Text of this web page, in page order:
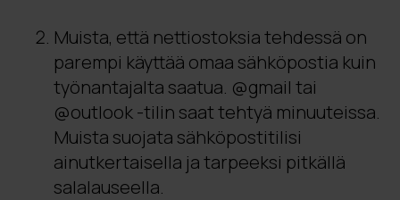
Muista, että nettiostoksia tehdessä on
parempi käyttää omaa sähköpostia kuin
työnantajalta saatua. @gmail tai
@outlook -tilin saat tehtyä minuuteissa.
Muista suojata sähköpostitilisi
ainutkertaisella ja tarpeeksi pitkällä
salalauseella.